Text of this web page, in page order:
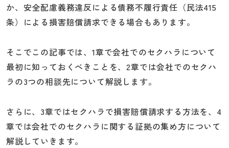
か、安全配慮義務違反による債務不履行責任（民法415
条）による損害賠償請求できる場合もあります。
そこでこの記事では、1章で会社でのセクハラについて
最初に知っておくべきことを、2章では会社でのセクハ
ラの3つの相談先について解説します。
さらに、3章ではセクハラで損害賠償請求する方法を、4
章では会社でのセクハラに関する証拠の集め方について
解説していきます。